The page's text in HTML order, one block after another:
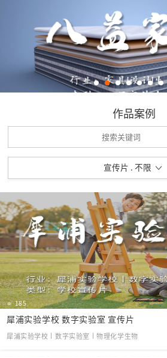
作品案例
宣传片 . 不限
185
犀浦实验学校 数字实验室 宣传片
犀浦实验学校丨数字实验室丨物理化学生物